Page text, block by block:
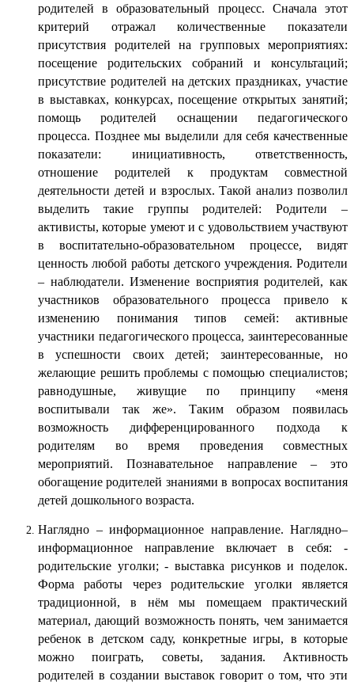
родителей в образовательный процесс. Сначала этот
критерий отражал количественные показатели
присутствия родителей на групповых мероприятиях:
посещение родительских собраний и консультаций;
присутствие родителей на детских праздниках, участие
в выставках, конкурсах, посещение открытых занятий;
помощь родителей оснащении педагогического
процесса. Позднее мы выделили для себя качественные
показатели: инициативность, ответственность,
отношение родителей к продуктам совместной
деятельности детей и взрослых. Такой анализ позволил
выделить такие группы родителей: Родители –
активисты, которые умеют и с удовольствием участвуют
в воспитательно-образовательном процессе, видят
ценность любой работы детского учреждения. Родители
– наблюдатели. Изменение восприятия родителей, как
участников образовательного процесса привело к
изменению понимания типов семей: активные
участники педагогического процесса, заинтересованные
в успешности своих детей; заинтересованные, но
желающие решить проблемы с помощью специалистов;
равнодушные, живущие по принципу «меня
воспитывали так же». Таким образом появилась
возможность дифференцированного подхода к
родителям во время проведения совместных
мероприятий. Познавательное направление – это
обогащение родителей знаниями в вопросах воспитания
детей дошкольного возраста.
Наглядно – информационное направление. Наглядно–
информационное направление включает в себя: -
родительские уголки; - выставка рисунков и поделок.
Форма работы через родительские уголки является
традиционной, в нём мы помещаем практический
материал, дающий возможность понять, чем занимается
ребенок в детском саду, конкретные игры, в которые
можно поиграть, советы, задания. Активность
родителей в создании выставок говорит о том, что эти